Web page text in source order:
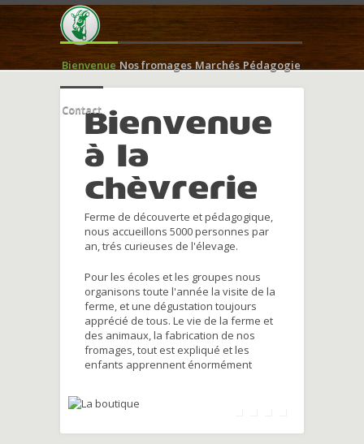
Bienvenue Nos fromages Marchés Pédagogie
ContactBienvenue
à la
chèvrerie
Ferme de découverte et pédagogique,
nous accueillons 5000 personnes par
an, trés curieuses de l'élevage.
Pour les écoles et les groupes nous
organisons toute l'année la visite de la
ferme, et une dégustation toujours
apprécié de tous. Le vie de la ferme et
des animaux, la fabrication de nos
fromages, tout est expliqué et les
enfants apprennent énormément